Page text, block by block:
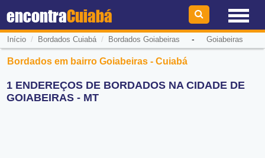
encontraCuiabá
Início / Bordados Cuiabá/ Bordados Goiabeiras - Goiabeiras
Bordados em bairro Goiabeiras - Cuiabá
1 ENDEREÇOS DE BORDADOS NA CIDADE DE
GOIABEIRAS - MT